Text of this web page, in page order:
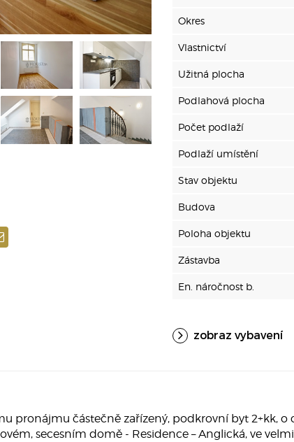
Okres
Vlastnictví
Užitná plocha
Podlahová plocha
Počet podlaží
Podlaží umístění
Stav objektu
Budova
Poloha objektu
Zástavba
En. náročnost b.
zobraz vybavení
pronájmu částečně zařízený, podkrovní byt 2+kk, o
secesním domě - Residence – Anglická, ve